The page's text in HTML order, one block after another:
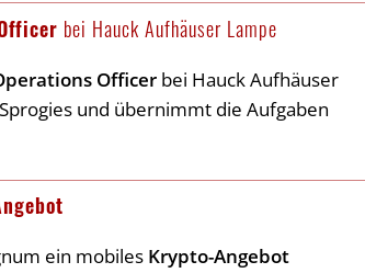
bei Hauck Aufhäuser Lampe
Officer bei Hauck Aufhäuser
und übernimmt die Aufgaben
ein mobiles Krypto-Angebot